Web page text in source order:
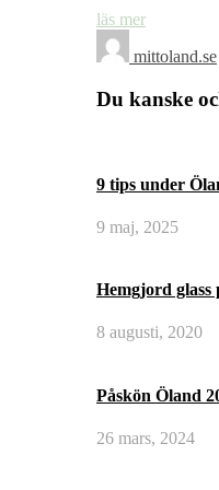
läs mer
mittoland.se
Du kanske
9 tips under
9 maj, 2025
Hemgjord glass
8 augusti, 2020
Påskön Öland
26 mars, 2024